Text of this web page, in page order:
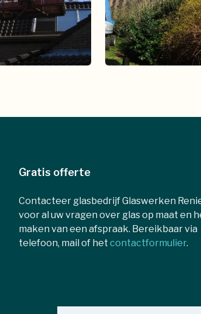
Gratis offerte
Contacteer glasbedrijf Glaswerken
voor al uw vragen over glas op maat en
maken van een afspraak. Bereikbaar via
telefoon, mail of het contactformulier.